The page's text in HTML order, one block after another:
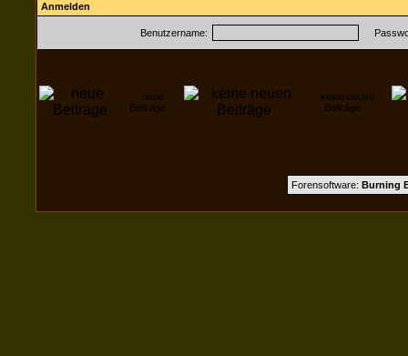
Anmelden
Benutzername:
neue
Beiträge
keine neuen
Beiträge
Forensoftware: Burning